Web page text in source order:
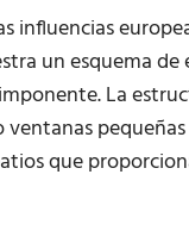
influencias
un esquema
La
que